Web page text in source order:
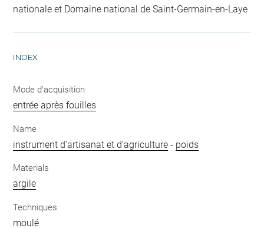
nationale et Domaine national de Saint-Germain-en-Laye
INDEX
Mode d'acquisition
entrée après fouilles
Name
instrument d'artisanat et d'agriculture - poids
Materials
argile
Techniques
moulé